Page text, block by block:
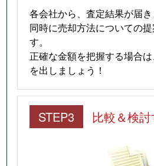
各会社から、査定結果が届き
同時に売却方法についての
す。
正確な金額を把握する場合
を出しましょう！
STEP3 比較＆検討